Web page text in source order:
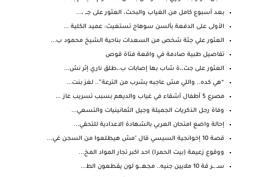
بعد أسبوع كامل من الغياب والبحث، العثور على جـــ ،...
الأولى على الدفعة بألسن سوهاج تستغيث: عميد الكلية ...
العثور علي جثة شخص من السعدات بناحية الشيخ محمود ب...
تفاصيل طبية صادمة في واقعة فتاة قوص
العثور على جث،،ة شاب بها إصابات ب،،طلق ناري إثر نش...
“هي كده.. واللي مش عاجبه يشرب من الترعة”.. لغز بنت...
مصرع 5 أطفال أشقاء في غياب والديهم بسبب تسريب غاز ...
وفاة رجل الذكريات الجميلة وجيل الثمانينيات والتسعي...
إحالة واضع امتحان العربي بالشهادة الاعدادية للتحقي...
قصة 10 إخوانجية السيسي قال "مش هيطلعوا من السجن غي...
ووقوع زعيمة (بيت الحمرا) احد اكبر تجار المواد المخ...
سـ..ـر قة 10 ملايين جنيه.. مجهـ.ـو لون يقطعون الط...